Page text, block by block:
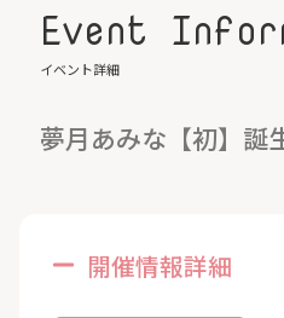
Event
イベント詳細
夢月あみな【初】誕
開催情報詳細